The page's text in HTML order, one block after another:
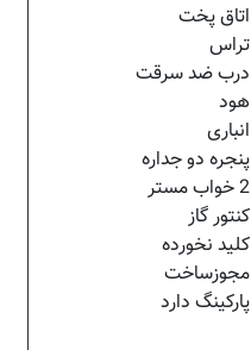
اتاق پخت
تراس
درب ضد سرقت
هود
انباری
پنجره دو جداره
2 خواب مستر
کنتور گاز
کلید نخورده
مجوزساخت
پارکینگ دارد